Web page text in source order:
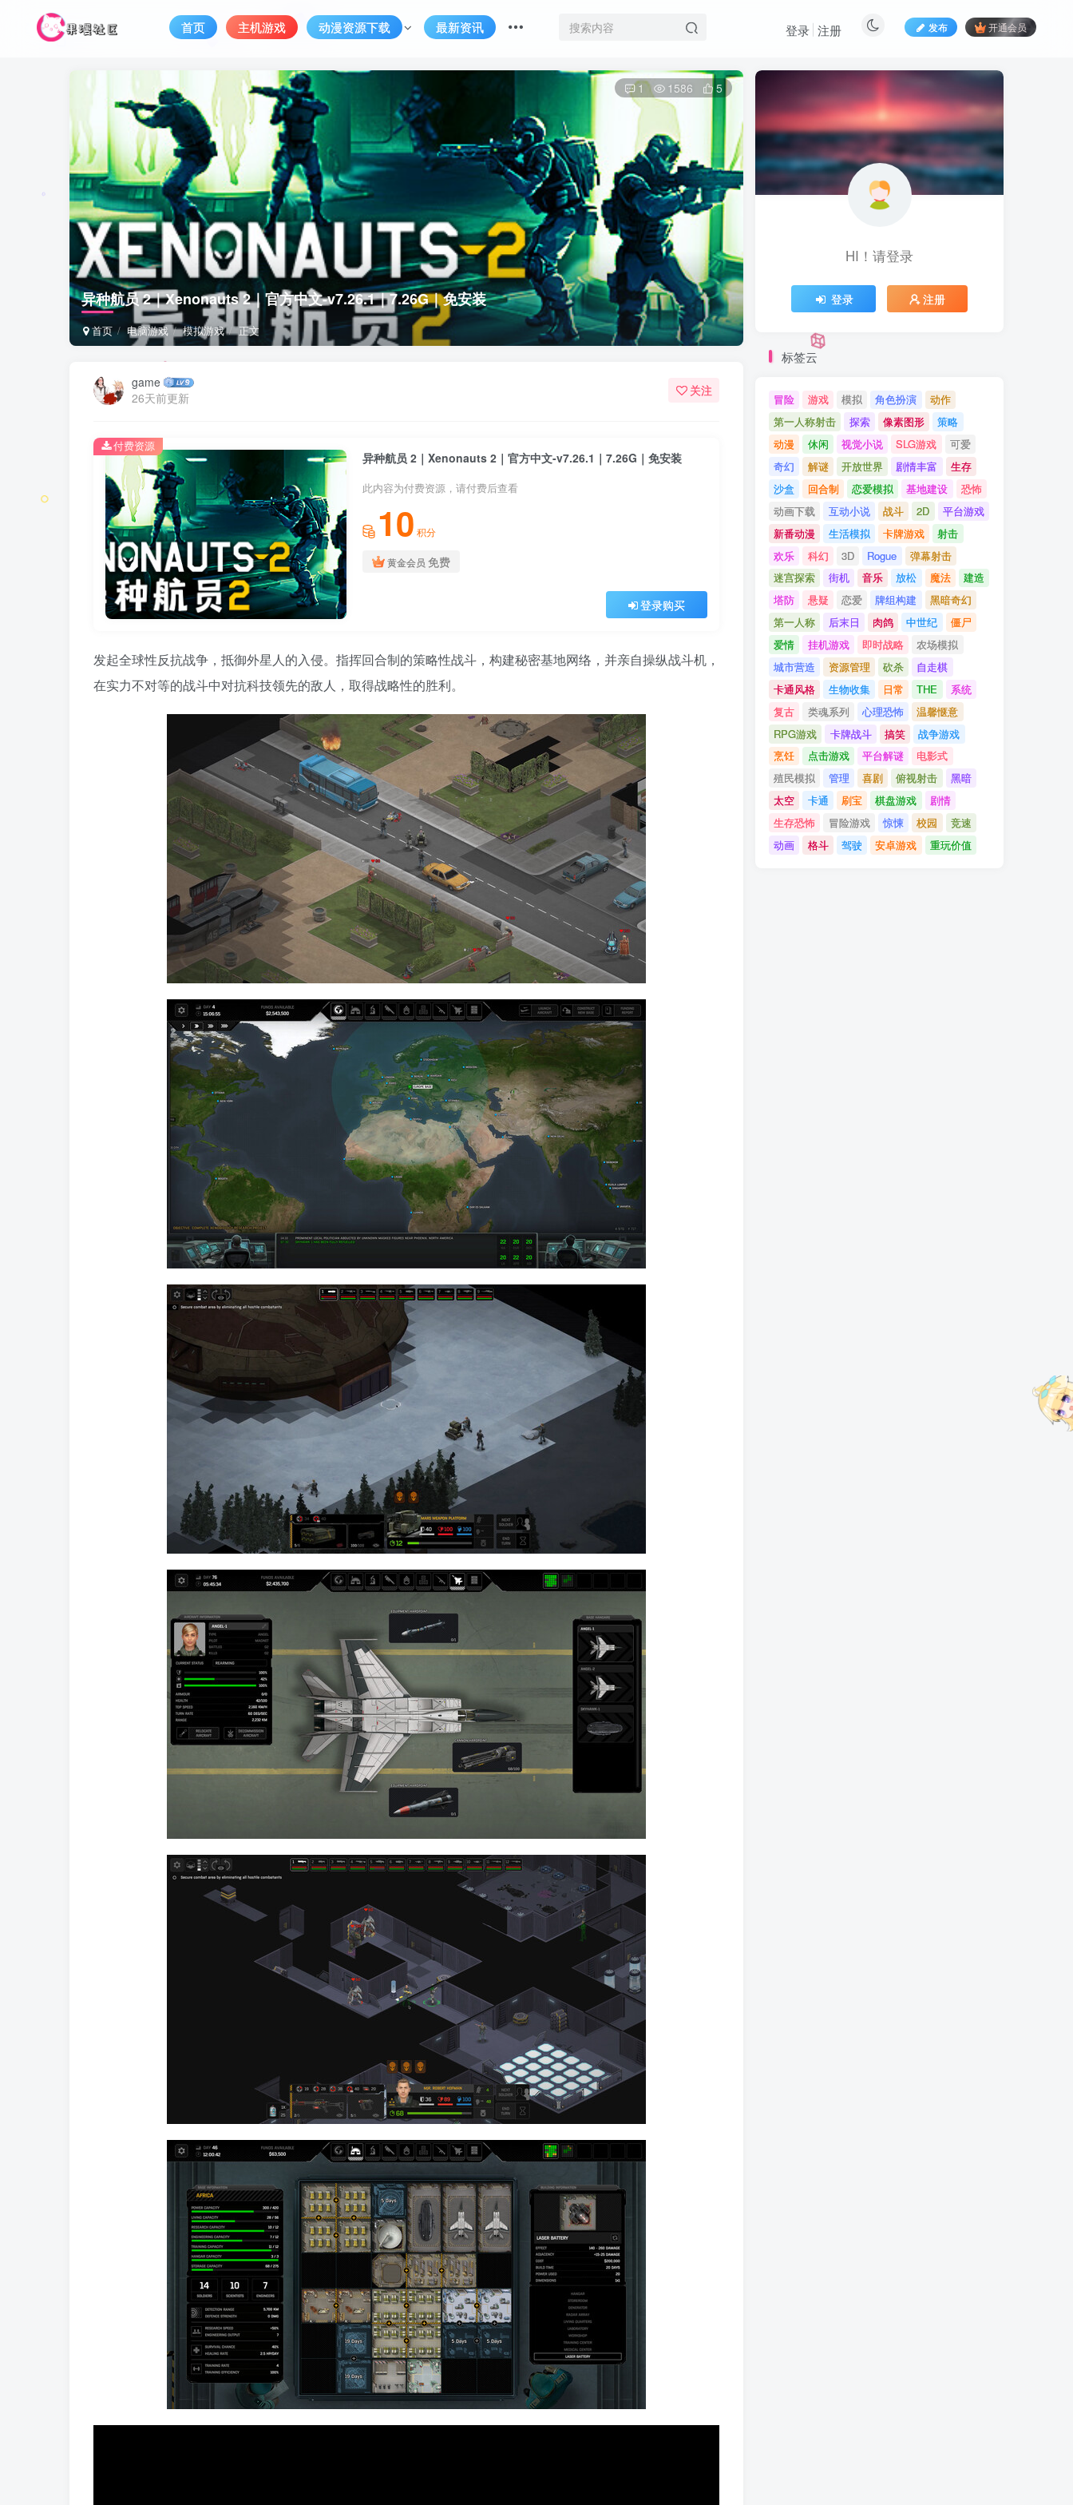
首页 主机游戏 动漫资源下载 最新资讯 发布 开通会员
登录 注册
异种航员 2｜Xenonauts 2｜官方中文-v7.26.1｜7.26G｜免安装
首页 电脑游戏 模拟游戏 正文
1 1586 5
game
26天前更新
关注
异种航员 2｜Xenonauts 2｜官方中文-v7.26.1｜7.26G｜免安装
此内容为付费资源，请付费后查看
10 积分
黄金会员 免费
登录购买
付费资源
发起全球性反抗战争，抵御外星人的入侵。指挥回合制的策略性战斗，构建秘密基地网络，并亲自操纵战斗机，
在实力不对等的战斗中对抗科技领先的敌人，取得战略性的胜利。
HI！请登录
登录 注册
标签云
冒险 游戏 模拟 角色扮演
动作
第一人称射击
探索 像素图形
策略
动漫
休闲 视觉小说 SLG游戏
可爱
奇幻
解谜 开放世界 剧情丰富
生存
沙盒
回合制 恋爱模拟 基地建设
恐怖
动画下载
互动小说 战斗 2D
平台游戏
新番动漫
生活模拟 卡牌游戏
射击
欢乐
科幻 3D Rogue
弹幕射击
迷宫探索
街机 音乐 放松 魔法
建造
塔防
悬疑 恋爱 牌组构建
黑暗奇幻
第一人称
后末日 肉鸽 中世纪
僵尸
爱情
挂机游戏 即时战略
农场模拟
城市营造
资源管理 砍杀
自走棋
卡通风格
生物收集 日常 THE
系统
复古
类魂系列 心理恐怖
温馨惬意
RPG游戏
卡牌战斗 搞笑
战争游戏
烹饪
点击游戏 平台解谜
电影式
殖民模拟
管理 喜剧 俯视射击
黑暗
太空
卡通 刷宝 棋盘游戏
剧情
生存恐怖
冒险游戏 惊悚 校园
竞速
动画
格斗 驾驶 安卓游戏 重玩价值